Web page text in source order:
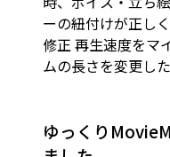
ーの紐付けが正し
修正 再生速度をマ
ムの長さを変更し
ゆっくり